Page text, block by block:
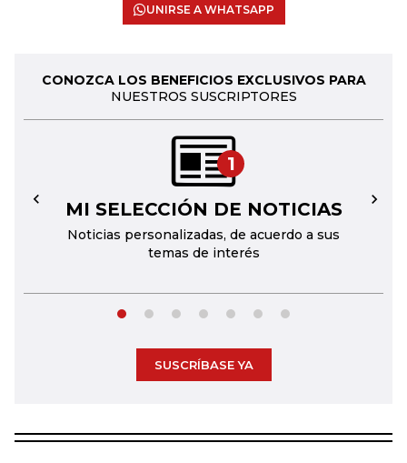
UNIRSE A WHATSAPP
CONOZCA LOS BENEFICIOS EXCLUSIVOS PARA
NUESTROS SUSCRIPTORES
1
MI SELECCIÓN DE NOTICIAS
Noticias personalizadas, de acuerdo a sus
temas de interés
← →
SUSCRÍBASE YA